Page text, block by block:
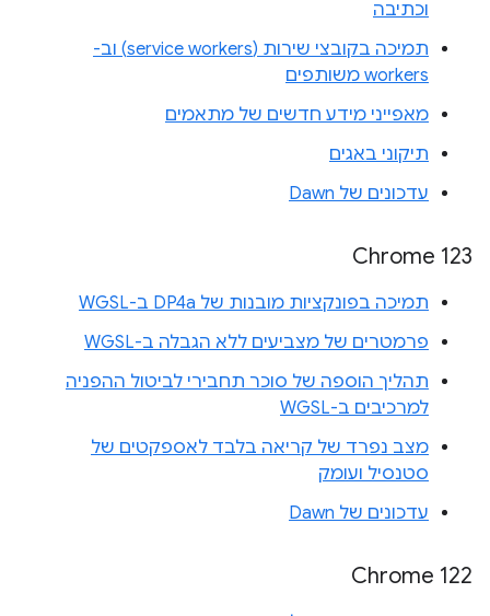
וכתיבה
תמיכה בקובצי שירות (service workers) וב-
workers משותפים
מאפייני מידע חדשים של מתאמים
תיקוני באגים
עדכונים של Dawn
Chrome 123
תמיכה בפונקציות מובנות של DP4a ב-WGSL
פרמטרים של מצביעים ללא הגבלה ב-WGSL
תהליך הוספה של סוכר תחבירי לביטול ההפניה
למרכיבים ב-WGSL
מצב נפרד של קריאה בלבד לאספקטים של
סטנסיל ועומק
עדכונים של Dawn
Chrome 122